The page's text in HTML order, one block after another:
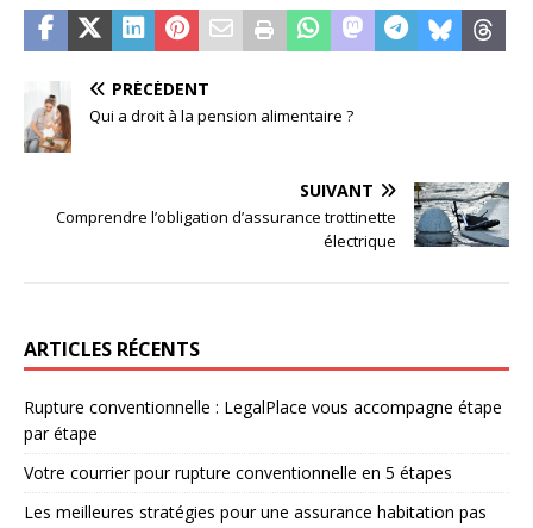
PRÉCÉDENT
Qui a droit à la pension alimentaire ?
SUIVANT
Comprendre l’obligation d’assurance trottinette
électrique
ARTICLES RÉCENTS
Rupture conventionnelle : LegalPlace vous accompagne étape
par étape
Votre courrier pour rupture conventionnelle en 5 étapes
Les meilleures stratégies pour une assurance habitation pas